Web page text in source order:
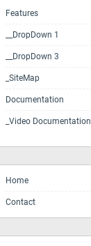
Features
__DropDown 1
__DropDown 3
_SiteMap
Documentation
_Video Documentation
Home
Contact